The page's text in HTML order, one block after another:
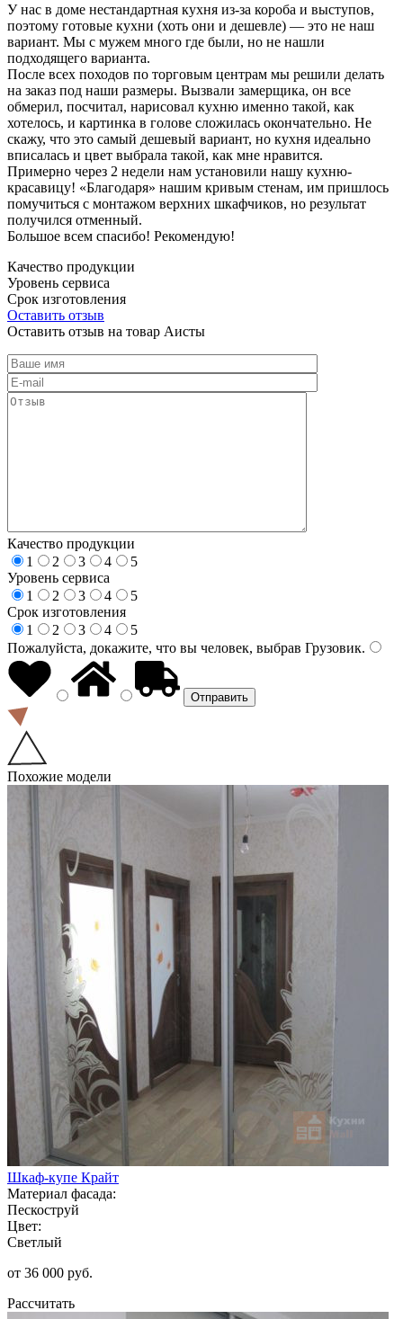
У нас в доме нестандартная кухня из-за короба и выступов,
поэтому готовые кухни (хоть они и дешевле) — это не наш
вариант. Мы с мужем много где были, но не нашли
подходящего варианта.
После всех походов по торговым центрам мы решили делать
на заказ под наши размеры. Вызвали замерщика, он все
обмерил, посчитал, нарисовал кухню именно такой, как
хотелось, и картинка в голове сложилась окончательно. Не
скажу, что это самый дешевый вариант, но кухня идеально
вписалась и цвет выбрала такой, как мне нравится.
Примерно через 2 недели нам установили нашу кухню-
красавицу! «Благодаря» нашим кривым стенам, им пришлось
помучиться с монтажом верхних шкафчиков, но результат
получился отменный.
Большое всем спасибо! Рекомендую!
Качество продукции
Уровень сервиса
Срок изготовления
Оставить отзыв
Оставить отзыв на товар Аисты
Качество продукции
1
2 3 4
5
Уровень сервиса
1
2 3 4
5
Срок изготовления
1
2 3 4
5
Пожалуйста, докажите, что вы человек, выбрав Грузовик.
Похожие модели
Шкаф-купе Крайт
Материал фасада:
Пескоструй
Цвет:
Светлый
от 36 000 руб.
Рассчитать